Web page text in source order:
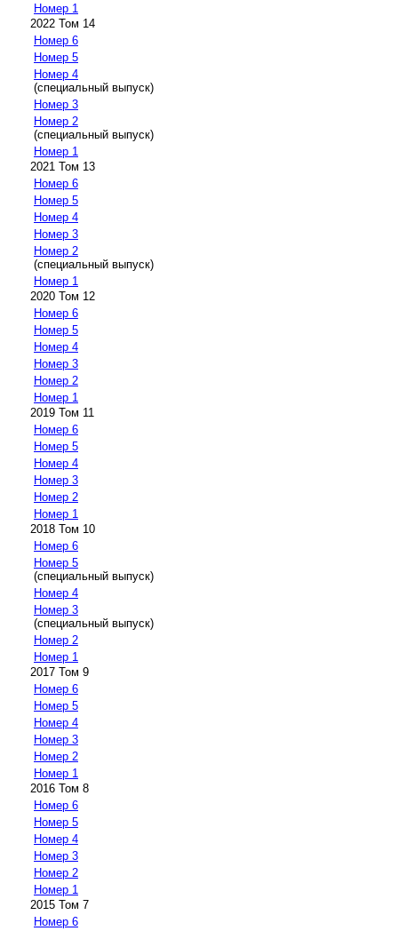
Номер 1
2022 Том 14
Номер 6
Номер 5
Номер 4
(специальный выпуск)
Номер 3
Номер 2
(специальный выпуск)
Номер 1
2021 Том 13
Номер 6
Номер 5
Номер 4
Номер 3
Номер 2
(специальный выпуск)
Номер 1
2020 Том 12
Номер 6
Номер 5
Номер 4
Номер 3
Номер 2
Номер 1
2019 Том 11
Номер 6
Номер 5
Номер 4
Номер 3
Номер 2
Номер 1
2018 Том 10
Номер 6
Номер 5
(специальный выпуск)
Номер 4
Номер 3
(специальный выпуск)
Номер 2
Номер 1
2017 Том 9
Номер 6
Номер 5
Номер 4
Номер 3
Номер 2
Номер 1
2016 Том 8
Номер 6
Номер 5
Номер 4
Номер 3
Номер 2
Номер 1
2015 Том 7
Номер 6